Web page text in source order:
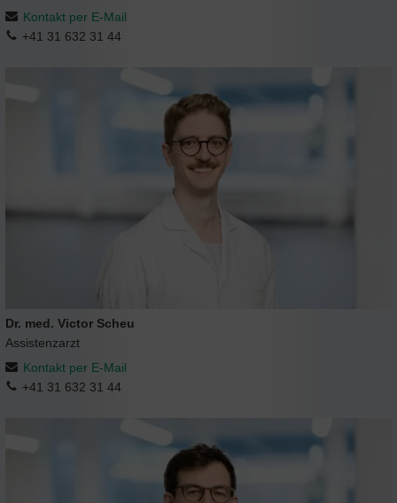
Kontakt per E-Mail
+41 31 632 31 44
Dr. med. Victor Scheu
Assistenzarzt
Kontakt per E-Mail
+41 31 632 31 44